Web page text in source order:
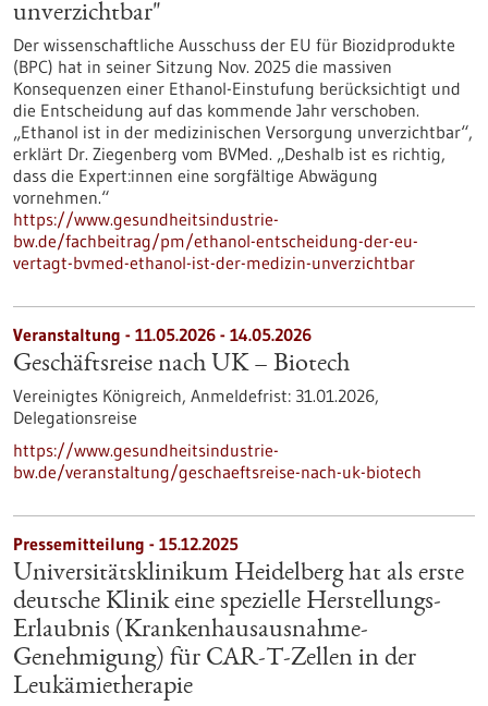
unverzichtbar"
Der wissenschaftliche Ausschuss der EU für Biozidprodukte
(BPC) hat in seiner Sitzung Nov. 2025 die massiven
Konsequenzen einer Ethanol-Einstufung berücksichtigt und
die Entscheidung auf das kommende Jahr verschoben.
„Ethanol ist in der medizinischen Versorgung unverzichtbar“,
erklärt Dr. Ziegenberg vom BVMed. „Deshalb ist es richtig,
dass die Expert:innen eine sorgfältige Abwägung
vornehmen.“
https://www.gesundheitsindustrie-
bw.de/fachbeitrag/pm/ethanol-entscheidung-der-eu-
vertagt-bvmed-ethanol-ist-der-medizin-unverzichtbar
Veranstaltung - 11.05.2026 - 14.05.2026
Geschäftsreise nach UK – Biotech
Vereinigtes Königreich, Anmeldefrist: 31.01.2026,
Delegationsreise
https://www.gesundheitsindustrie-
bw.de/veranstaltung/geschaeftsreise-nach-uk-biotech
Pressemitteilung - 15.12.2025
Universitätsklinikum Heidelberg hat als erste
deutsche Klinik eine spezielle Herstellungs-
Erlaubnis (Krankenhausausnahme-
Genehmigung) für CAR-T-Zellen in der
Leukämietherapie